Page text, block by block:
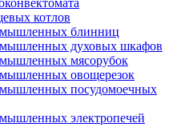
котлов
блинниц
духовых шкафов
мясорубок
овощерезок
посудомоечных
электропечей